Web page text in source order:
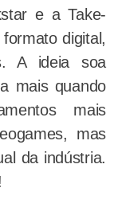
e a Take-
digital,
A ideia soa
mais quando
mais
mas
da indústria.